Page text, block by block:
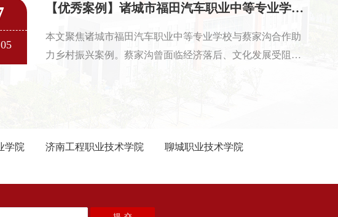
动质量，实施绿色、合作、创新、品牌民宿战略，推动海滨
养、技术创新、文化传播，促进民宿业转型升级，实现经济
效益与社会效益双赢，为乡村振兴探索发展新路径。
【优秀案例】诸城市福田汽车职业中等专业学校：乡村振兴 文创赋能 ——诸城市福田汽车职业中等专业学校文创中心助力蔡家沟实现乡村振兴的实践与探索
本文聚焦诸城市福田汽车职业中等专业学校与蔡家沟合作助
力乡村振兴案例。蔡家沟曾面临经济落后、文化发展受阻困
生机、村民就业增收且乡村治理提升。总结出校村深度协同
学院 济南工程职业技术学院
聊城职业技术学院